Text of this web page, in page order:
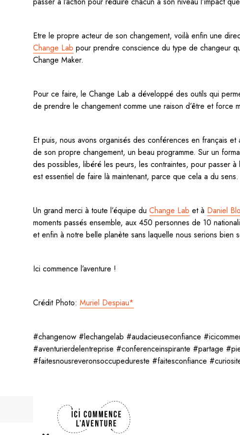
Etre le propre acteur de son changement, voilà enfin une
Change Lab pour prendre conscience du type de changeur
Change Maker.
Pour ce faire, le Change Lab a développé des outils qui
de prendre le changement comme une raison d’être et force
Et puis, nous avons organisés des conférences en français
de son propre changement, un beau programme. Sur un
des possibles, libéré les peurs, les contraintes, pour passer à
est essentiel de faire là maintenant, parce que cela a du sens.
Un grand merci à toute l’équipe duChange Lab et à Daniel
moments passés ensemble, aux 450 personnes de 10
et enfin à notre belle planète sans laquelle nous serions bien
Ici commence l’aventure !
Crédit Photo:Muriel Despiau*
#changenow #lechangelab #audacieuseconfiance
#aventurierdelentreprise #conferenceinspirante #partage
#faitesnousreveronsoccupedureste #faitesconfiance